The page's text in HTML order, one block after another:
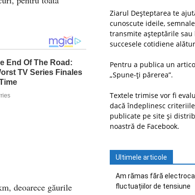
deoarece găurile
Ziarul Deșteptarea te
cunoscute ideile,
transmite așteptările sau
succesele cotidiene
Pentru a publica un
„Spune-ți părerea”.
Textele trimise vor fi
dacă îndeplinesc
publicate pe site și
noastră de Facebook.
Ultimele articole
Am rămas fără
fluctuațiilor de tensiune